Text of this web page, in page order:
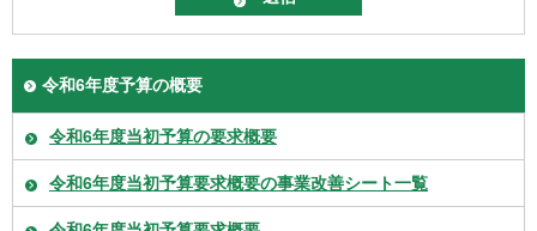
令和6年度予算の概要
令和6年度当初予算の要求概要
令和6年度当初予算要求概要の事業改善シート一覧